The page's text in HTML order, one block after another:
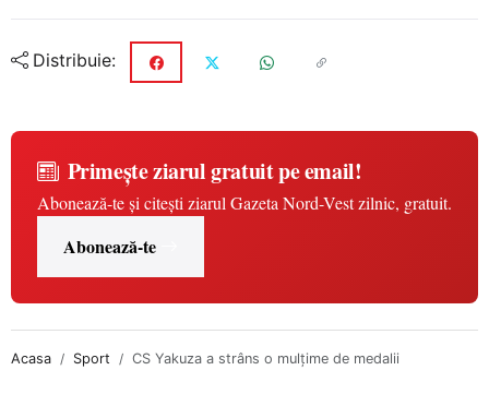
Distribuie:
Primește ziarul gratuit pe email!
Abonează-te și citești ziarul Gazeta Nord-Vest zilnic, gratuit.
Abonează-te
Acasa Sport CS Yakuza a strâns o mulţime de medalii